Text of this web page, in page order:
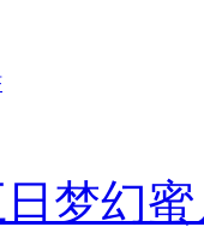
梦幻